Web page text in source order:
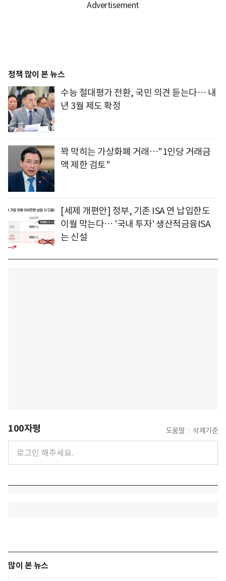
정책 많이 본 뉴스
수능 절대평가 전환, 국민 의견 듣는다… 내
년 3월 제도 확정
꽉 막히는 가상화폐 거래…"1인당 거래금
액 제한 검토"
[세제 개편안] 정부, 기존 ISA 연 납입한도
이월 막는다… '국내 투자' 생산적금융ISA
는 신설
100자평 도움말 삭제기준
많이 본 뉴스